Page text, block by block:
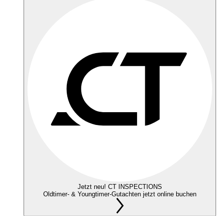
Jetzt neu! CT INSPECTIONS
Oldtimer- & Youngtimer-Gutachten jetzt online buchen